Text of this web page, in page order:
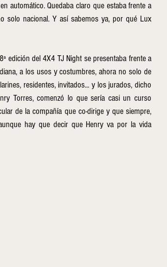
automático. Quedaba claro que estaba frente a
solo nacional. Y así sabemos ya, por qué Lux
edición del 4X4 TJ Night se presentaba frente a
a los usos y costumbres, ahora no solo de
residentes, invitados... y los jurados, dicho
Torres, comenzó lo que sería casi un curso
de la compañía que co-dirige y que siempre,
hay que decir que Henry va por la vida